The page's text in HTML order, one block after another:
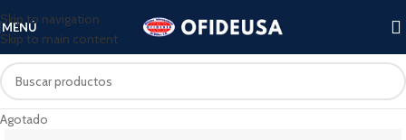
Skip to navigation
Skip to main content
MENÚ
Agotado